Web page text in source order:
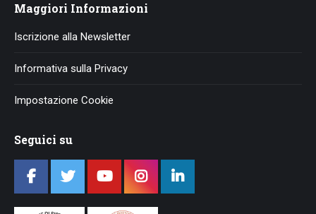
Maggiori Informazioni
Iscrizione alla Newsletter
Informativa sulla Privacy
Impostazione Cookie
Seguici su